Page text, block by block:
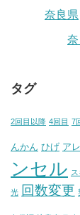
奈良県
タグ
2回目以降 4回目 7
んかん ひげ ア
ンセル ス
光 回数変更